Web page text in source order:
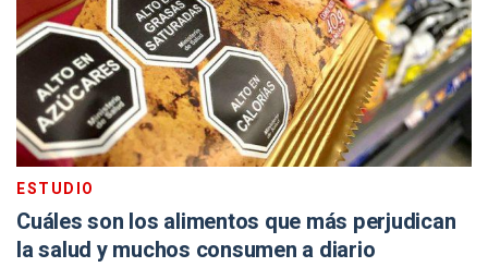
ESTUDIO
Cuáles son los alimentos que más perjudican
la salud y muchos consumen a diario